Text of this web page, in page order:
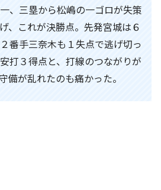
、三塁から松嶋の一ゴロが失策
、これが決勝点。先発宮城は６
番手三奈木も１失点で逃げ切っ
打３得点と、打線のつながりが
備が乱れたのも痛かった。